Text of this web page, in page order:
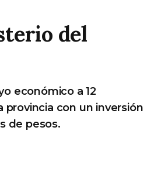
del
económico a 12
provincia con un inversión
de pesos.